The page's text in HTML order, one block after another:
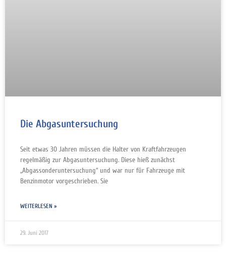
Die Abgasuntersuchung
Seit etwas 30 Jahren müssen die Halter von Kraftfahrzeugen
regelmäßig zur Abgasuntersuchung. Diese hieß zunächst
„Abgassonderuntersuchung“ und war nur für Fahrzeuge mit
Benzinmotor vorgeschrieben. Sie
WEITERLESEN »
29. Juni 2017